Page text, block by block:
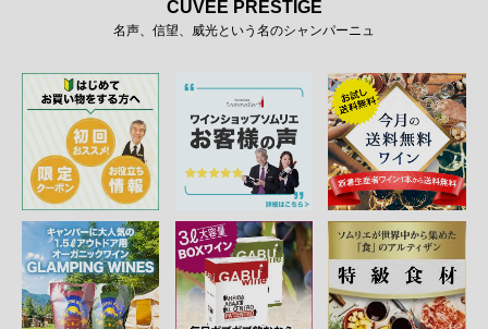
CUVEE PRESTIGE
名声、信望、威光という名のシャンパーニュ